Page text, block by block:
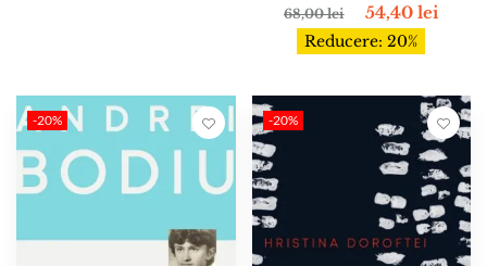
68,00lei 54,40lei
Reducere: 20%
-20% -20%